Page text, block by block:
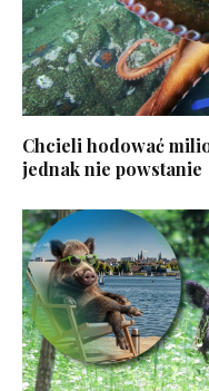
Chcieli hodować
jednak nie powstanie